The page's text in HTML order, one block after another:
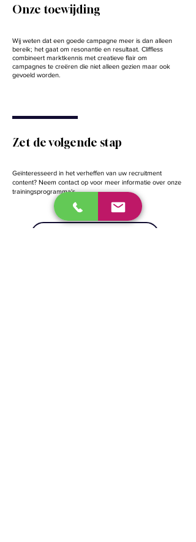
Onze toewijding
Wij weten dat een goede campagne meer is dan alleen
bereik; het gaat om resonantie en resultaat. Cliffless
combineert marktkennis met creatieve flair om
campagnes te creëren die niet alleen gezien maar ook
gevoeld worden.
Zet de volgende stap
Geïnteresseerd in het verheffen van uw recruitment
content? Neem contact op voor meer informatie over onze
trainingsprogramma's.